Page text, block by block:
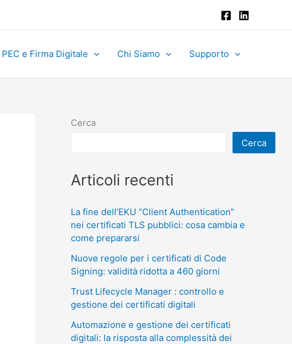
PEC e Firma Digitale Chi Siamo Supporto
Cerca
Cerca
Articoli recenti
La fine dell’EKU “Client Authentication”
nei certificati TLS pubblici: cosa cambia e
come prepararsi
Nuove regole per i certificati di Code
Signing: validità ridotta a 460 giorni
Trust Lifecycle Manager : controllo e
gestione dei certificati digitali
Automazione e gestione dei certificati
digitali: la risposta alla complessità dei